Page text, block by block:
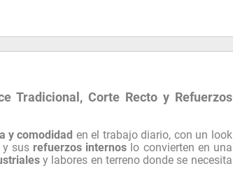
Tradicional, Corte Recto y Refuerzos
y comodidad en el trabajo diario, con un look
sus refuerzos internos lo convierten en una
y labores en terreno donde se necesita